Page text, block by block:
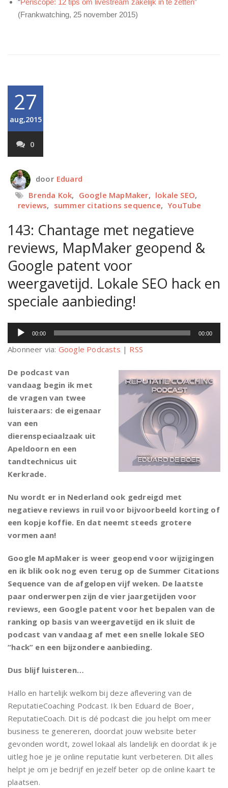
“Periscope: 12 tips om livestream zakelijk in te zetten”
(Frankwatching, 25 november 2015)
27
aug,2015
0
door Eduard
Brenda Kok, Google MapMaker, lokale SEO,
reviews, summer citations sequence, YouTube
143: Chantage met negatieve
reviews, MapMaker geopend &
Google patent voor
weergavetijd. Lokale SEO hack en
speciale aanbieding!
Audiospeler
00:00 00:00
Abonneer via: Google Podcasts | RSS
De podcast van
vandaag begin ik met
de vragen van twee
luisteraars: de eigenaar
van een
dierenspeciaalzaak uit
Apeldoorn en een
tandtechnicus uit
Kerkrade.
Nu wordt er in Nederland ook gedreigd met
negatieve reviews in ruil voor bijvoorbeeld korting of
een kopje koffie. En dat neemt steeds grotere
vormen aan!
Google MapMaker is weer geopend voor wijzigingen
en ik blik ook nog even terug op de Summer Citations
Sequence van de afgelopen vijf weken. De laatste
paar onderwerpen zijn de vier jaargetijden voor
reviews, een Google patent voor het bepalen van de
ranking op basis van weergavetijd en ik sluit de
podcast van vandaag af met een snelle lokale SEO
“hack” en een bijzondere aanbieding.
Dus blijf luisteren…
Hallo en hartelijk welkom bij deze aflevering van de
ReputatieCoaching Podcast. Ik ben Eduard de Boer,
ReputatieCoach. Dit is dé podcast die jou helpt om meer
business te genereren, doordat jouw website beter
gevonden wordt, zowel lokaal als landelijk en doordat ik je
uitleg hoe je je online reputatie kunt verbeteren. Dit alles
helpt je om je bedrijf en jezelf beter op de online kaart te
plaatsen.